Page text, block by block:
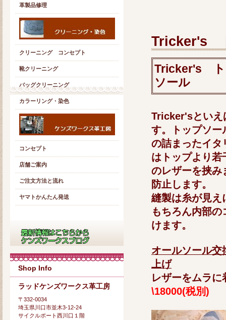
Tricker's
Tricker's ト
ソール
Tricker'sといえ
す。トップソー
の詰まったイタ
はトップより若
のレザーを挟み
防止します。
縫製は糸が見え
もちろん内部
けます。
オールソール
上げ
レザーをムラ
\18000(税別)
革製品修理
クリーニング コンセプト
靴クリーニング
バッグクリーニング
カラーリング・染色
コンセプト
店舗ご案内
ご注文方法と流れ
ヤマトかんたん発送
Shop Info
ラッドケンズワークス革工房
〒332-0034
埼玉県川口市並木3-12-24
サイクルポート西川口１階